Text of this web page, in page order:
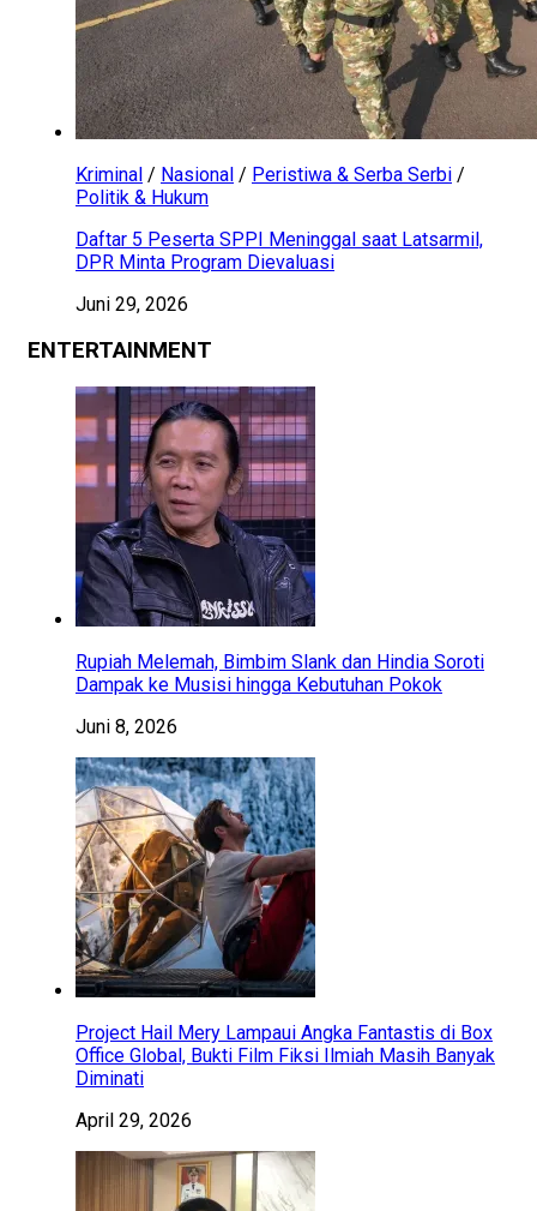
Kriminal / Nasional / Peristiwa & Serba Serbi /
Politik & Hukum
Daftar 5 Peserta SPPI Meninggal saat Latsarmil,
DPR Minta Program Dievaluasi
Juni 29, 2026
ENTERTAINMENT
Rupiah Melemah, Bimbim Slank dan Hindia Soroti
Dampak ke Musisi hingga Kebutuhan Pokok
Juni 8, 2026
Project Hail Mery Lampaui Angka Fantastis di Box
Office Global, Bukti Film Fiksi Ilmiah Masih Banyak
Diminati
April 29, 2026